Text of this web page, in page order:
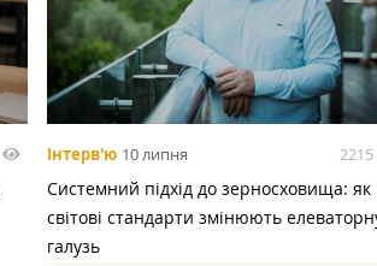
Інтерв'ю 10 липня 2215
Системний підхід до зерносховища: як
світові стандарти змінюють
галузь